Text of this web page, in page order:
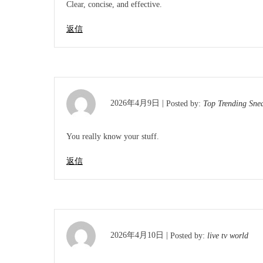
Clear, concise, and effective.
返信
2026年4月9日 | Posted by: Top Trending
You really know your stuff.
返信
2026年4月10日 | Posted by: live tv world